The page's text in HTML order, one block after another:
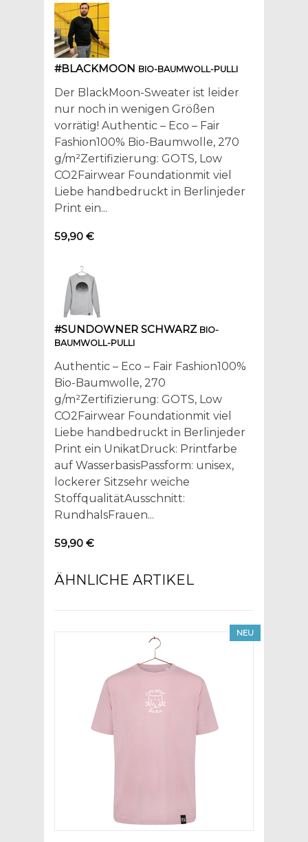
#BLACKMOON BIO-BAUMWOLL-PULLI
Der BlackMoon-Sweater ist leider
nur noch in wenigen Größen
vorrätig! Authentic – Eco – Fair
Fashion100% Bio-Baumwolle, 270
g/m²Zertifizierung: GOTS, Low
CO2Fairwear Foundationmit viel
Liebe handbedruckt in Berlinjeder
Print ein...
59,90 €
#SUNDOWNER SCHWARZ BIO-
BAUMWOLL-PULLI
Authentic – Eco – Fair Fashion100%
Bio-Baumwolle, 270
g/m²Zertifizierung: GOTS, Low
CO2Fairwear Foundationmit viel
Liebe handbedruckt in Berlinjeder
Print ein UnikatDruck: Printfarbe
auf WasserbasisPassform: unisex,
lockerer Sitzsehr weiche
StoffqualitätAusschnitt:
RundhalsFrauen...
59,90 €
ÄHNLICHE ARTIKEL
NEU